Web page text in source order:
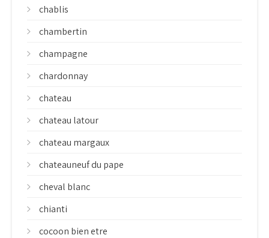
chablis
chambertin
champagne
chardonnay
chateau
chateau latour
chateau margaux
chateauneuf du pape
cheval blanc
chianti
cocoon bien etre